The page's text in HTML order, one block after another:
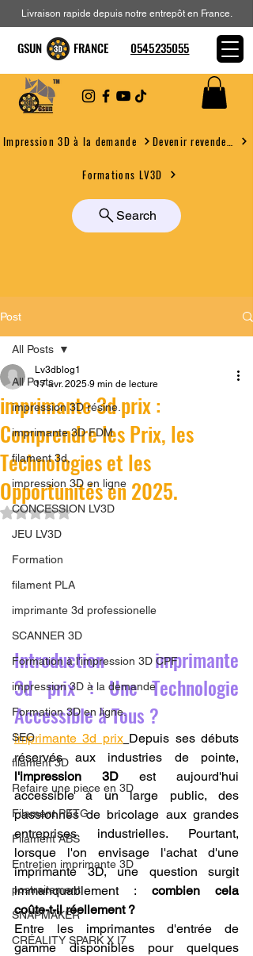
Impression 3D à la demande
Formations LV3D
Search
Livraison rapide depuis notre entrepôt en France.
GSUN FRANCE 0545235055
Post
All Posts
impression 3D résine.
imprimante 3D FDM
filament 3d,
impression 3D en ligne
CONCESSION LV3D
JEU LV3D
Formation
filament PLA
imprimante 3d professionelle
SCANNER 3D
Formation à l'impression 3D CPF
impression 3D à la demande
Formation 3D en ligne.
SEO
filament 3D
Refaire une piece en 3D
Filament PETG
Filament ABS
Entretien imprimante 3D
postraitement
SNAPMAKER
CRÉALITY SPARK X I7
All Posts
imprimante 3d prix :
Comprendre les Prix, les
Technologies et les
Opportunités en 2025.
Lv3dblog1
17 avr. 2025 9 min de lecture
Noté NaN étoiles sur 5.
Introduction imprimante
3d prix : Une Technologie
Accessible à Tous ?
imprimante 3d prix Depuis ses débuts
l'impression 3D est aujourd'hui
accessible à un large public, des
passionnés de bricolage aux grandes
entreprises industrielles. Pourtant,
lorsque l'on envisage l'achat d'une
imprimante 3D, une question surgit
immanquablement : combien cela
coûte-t-il réellement ?
Entre les imprimantes d'entrée de
gamme disponibles pour quelques